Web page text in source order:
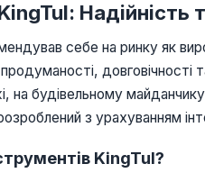
себе на ринку як
продуманості,
на будівельному
з урахуванням
KingTul?